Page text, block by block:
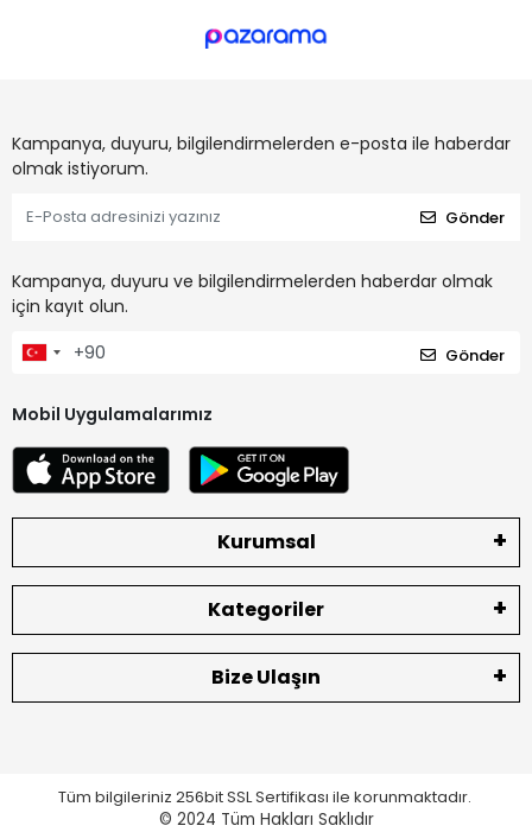
Kampanya, duyuru, bilgilendirmelerden e-posta ile haberdar
olmak istiyorum.
Gönder
Kampanya, duyuru ve bilgilendirmelerden haberdar olmak
için kayıt olun.
Gönder
Mobil Uygulamalarımız
Kurumsal
Kategoriler
Bize Ulaşın
Tüm bilgileriniz 256bit SSL Sertifikası ile korunmaktadır.
© 2024 Tüm Hakları Saklıdır